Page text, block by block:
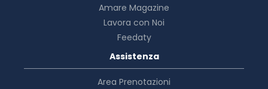
Amare Magazine
Lavora con Noi
Feedaty
Assistenza
Area Prenotazioni